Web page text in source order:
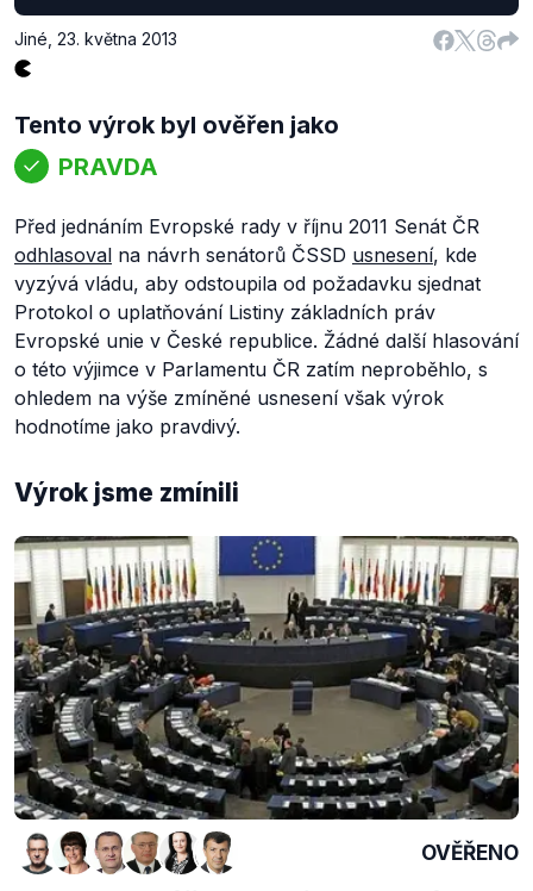
Jiné 23. května 2013
Tento výrok byl ověřen jako
PRAVDA
Před jednáním Evropské rady v říjnu 2011 Senát ČR
odhlasoval na návrh senátorů ČSSD usnesení, kde
vyzývá vládu, aby odstoupila od požadavku sjednat
Protokol o uplatňování Listiny základních práv
Evropské unie v České republice. Žádné další hlasování
o této výjimce v Parlamentu ČR zatím neproběhlo, s
ohledem na výše zmíněné usnesení však výrok
hodnotíme jako pravdivý.
Výrok jsme zmínili
OVĚŘENO